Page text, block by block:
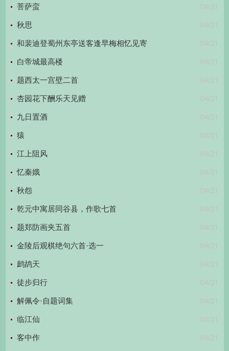
04/21
菩萨蛮
04/21
秋思
04/21
和裴迪登蜀州东亭送客逢早梅相忆见寄
04/21
白帝城最高楼
04/21
题西太一宫壁二首
04/21
杏园花下酬乐天见赠
04/21
九日置酒
04/21
猿
04/21
江上阻风
04/21
忆秦娥
04/21
秋怨
04/21
乾元中寓居同谷县，作歌七首
04/21
题郑防画夹五首
04/21
金陵后观棋绝句六首·选一
04/21
鹧鸪天
04/21
徒步归行
04/21
解佩令·自题词集
04/21
临江仙
04/21
客中作